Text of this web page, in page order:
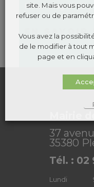
Plélan Mag N°82
EN SAVOIR
37
35380
Tél. : 02
Lundi
site. Mais vous
refuser ou de
Vous avez la
de le modifier à tout
page et en